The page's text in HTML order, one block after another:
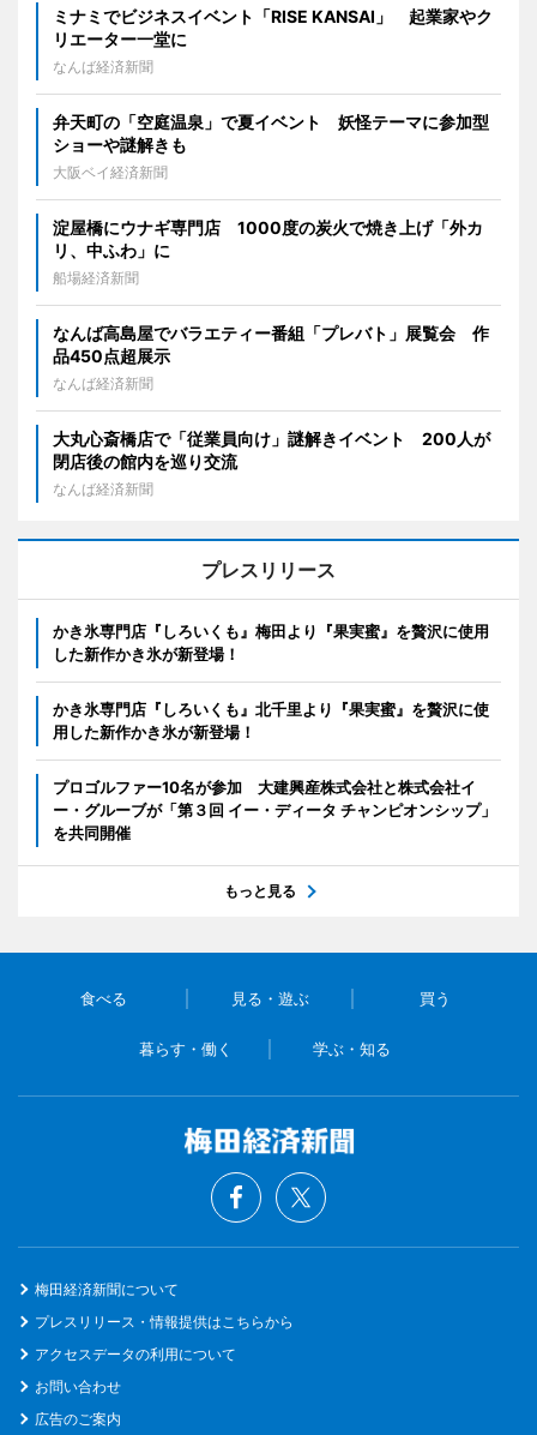
ミナミでビジネスイベント「RISE KANSAI」 起業家やク
リエーター一堂に
なんば経済新聞
弁天町の「空庭温泉」で夏イベント 妖怪テーマに参加型
ショーや謎解きも
大阪ベイ経済新聞
淀屋橋にウナギ専門店 1000度の炭火で焼き上げ「外カ
リ、中ふわ」に
船場経済新聞
なんば高島屋でバラエティー番組「プレバト」展覧会 作
品450点超展示
なんば経済新聞
大丸心斎橋店で「従業員向け」謎解きイベント 200人が
閉店後の館内を巡り交流
なんば経済新聞
プレスリリース
かき氷専門店『しろいくも』梅田より『果実蜜』を贅沢に使用
した新作かき氷が新登場！
かき氷専門店『しろいくも』北千里より『果実蜜』を贅沢に使
用した新作かき氷が新登場！
プロゴルファー10名が参加 大建興産株式会社と株式会社イ
ー・グルーブが「第３回 イー・ディータ チャンピオンシップ」
を共同開催
もっと見る
食べる 見る・遊ぶ 買う
暮らす・働く 学ぶ・知る
梅田経済新聞について
プレスリリース・情報提供はこちらから
アクセスデータの利用について
お問い合わせ
広告のご案内